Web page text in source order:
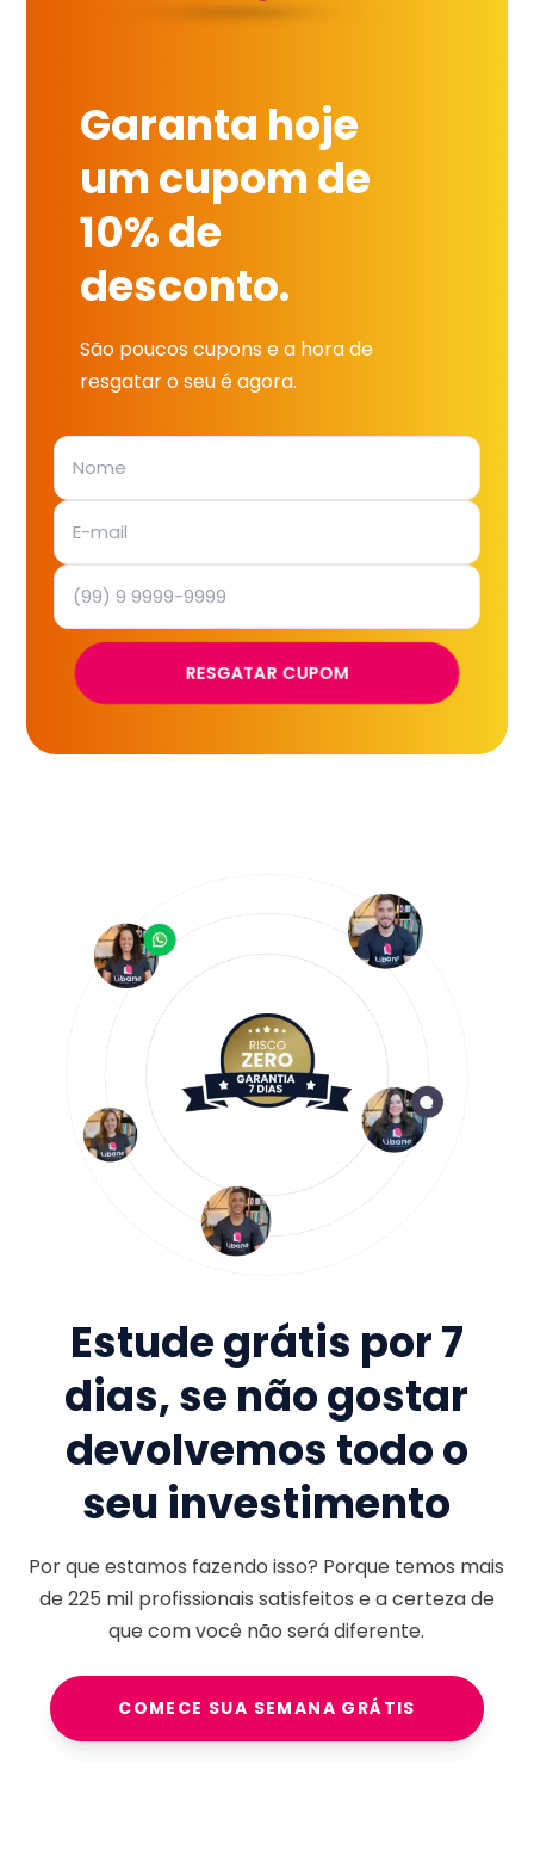
Garanta hoje
um cupom de
10% de
desconto.
São poucos cupons e a hora de
resgatar o seu é agora.
RESGATAR CUPOM
Estude grátis por 7
dias, se não gostar
devolvemos todo o
seu investimento
Por que estamos fazendo isso? Porque temos mais
de225 milprofissionais satisfeitos e a certeza de
que com você não será diferente.
COMECE SUA SEMANA GRÁTIS